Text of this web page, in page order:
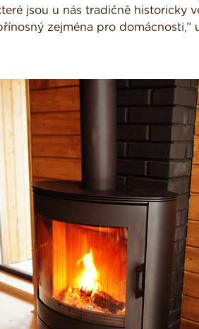
jsou u nás tradičně historicky
zejména pro domácnosti,”